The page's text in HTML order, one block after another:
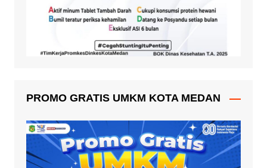
PROMO GRATIS UMKM KOTA MEDAN